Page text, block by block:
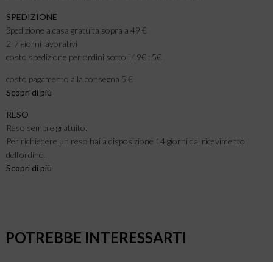
SPEDIZIONE
Spedizione a casa gratuita sopra a 49 €
2-7 giorni lavorativi
costo spedizione per ordini sotto i 49€ : 5€
costo pagamento alla consegna 5 €
Scopri di più
RESO
Reso sempre gratuito.
Per richiedere un reso hai a disposizione 14 giorni dal ricevimento
dell’ordine.
Scopri di più
POTREBBE INTERESSARTI